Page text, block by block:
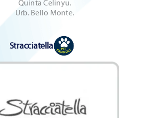
Quinta Celinyu.
Urb. Bello Monte.
Stracciatella